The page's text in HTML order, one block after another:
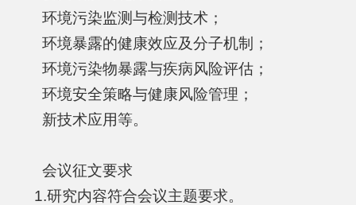
环境污染监测与检测技术；
环境暴露的健康效应及分子机制；
环境污染物暴露与疾病风险评估；
环境安全策略与健康风险管理；
新技术应用等。
会议征文要求
1.研究内容符合会议主题要求。